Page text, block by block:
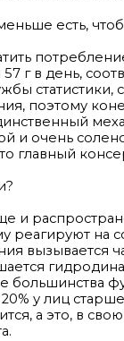
есть,
г в день,
статистики,
поэтому
и очень
главный
на
вызывается
у лиц
а это, в